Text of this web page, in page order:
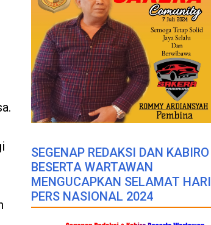
SEGENAP REDAKSI DAN KABIRO
BESERTA WARTAWAN
MENGUCAPKAN SELAMAT HARI
PERS NASIONAL 2024